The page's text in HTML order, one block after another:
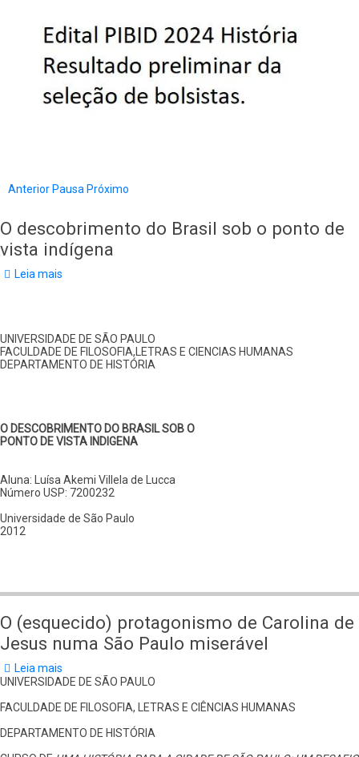
Anterior Pausa Próximo
O descobrimento do Brasil sob o ponto de
vista indígena
Leia mais
sob
o
ponto
UNIVERSIDADE DE SÃO PAULO
FACULDADE DE FILOSOFIA,LETRAS E CIENCIAS HUMANAS
DEPARTAMENTO DE HISTÓRIA
O DESCOBRIMENTO DO BRASIL SOB O
PONTO DE VISTA INDIGENA
Aluna: Luísa Akemi Villela de Lucca
Número USP: 7200232
Universidade de São Paulo
2012
O (esquecido) protagonismo de Carolina de
Jesus numa São Paulo miserável
Leia mais
O
protagonismo
Carolina
UNIVERSIDADE DE SÃO PAULO
FACULDADE DE FILOSOFIA, LETRAS E CIÊNCIAS HUMANAS
DEPARTAMENTO DE HISTÓRIA